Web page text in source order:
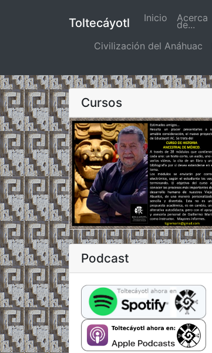
Toltecáyotl Inicio (actual)
Acerca
de...
Civilización del Anáhuac
Cursos
Podcast